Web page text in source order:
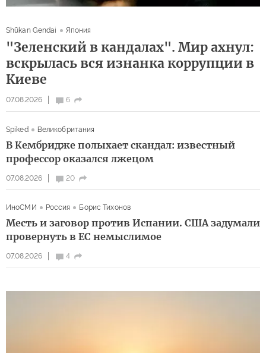
07.08.2026 6
Shūkan Gendai Япония
"Зеленский в кандалах". Мир ахнул:
вскрылась вся изнанка коррупции в
Киеве
07.08.2026 20
Spiked Великобритания
В Кембридже полыхает скандал: известный
профессор оказался лжецом
07.08.2026 4
ИноСМИ Россия Борис Тихонов
Месть и заговор против Испании. США задумали
провернуть в ЕС немыслимое